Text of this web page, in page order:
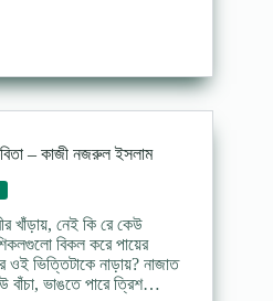
– কাজী নজরুল ইসলাম
খাঁড়ায়, নেই কি রে কেউ
বিকল করে পায়ের
ওই ভিত্তিটাকে নাড়ায়? নাজাত
বাঁচা, ভাঙতে পারে ত্রিশ…